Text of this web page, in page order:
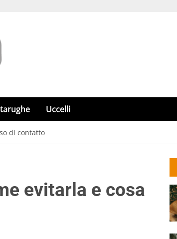
Uccelli
di contatto
evitarla e cosa